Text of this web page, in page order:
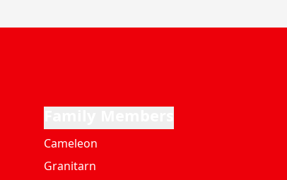
Cameleon
Granitarn